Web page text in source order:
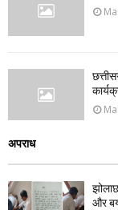
अपराध
और